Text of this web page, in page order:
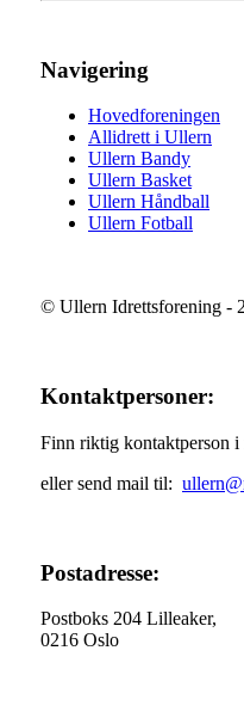
Navigering
Hovedforeningen
Allidrett i Ullern
Ullern Bandy
Ullern Basket
Ullern Håndball
Ullern Fotball
© Ullern Idrettsforening -
Kontaktpersoner:
Finn riktig kontaktperson i
eller send mail til:
Postadresse:
Postboks 204 Lilleaker,
0216 Oslo